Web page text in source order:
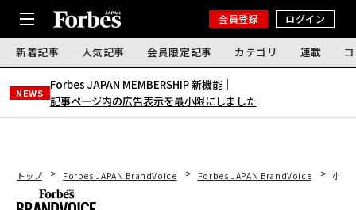
会員登録 ログイン
新着記事 人気記事 会員限定記事 カテゴリ 連載
NEWS
Forbes JAPAN MEMBERSHIP 新機能｜
記事ページ内の広告表示を最小限にしました
トップ Forbes JAPAN BrandVoice Forbes JAPAN BrandVoice 小さ